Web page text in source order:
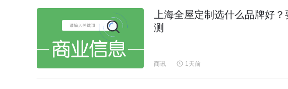
上海全屋定制选什么品牌好
测
商讯 1天前